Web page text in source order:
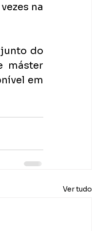
na
do
máster
em
Ver tudo